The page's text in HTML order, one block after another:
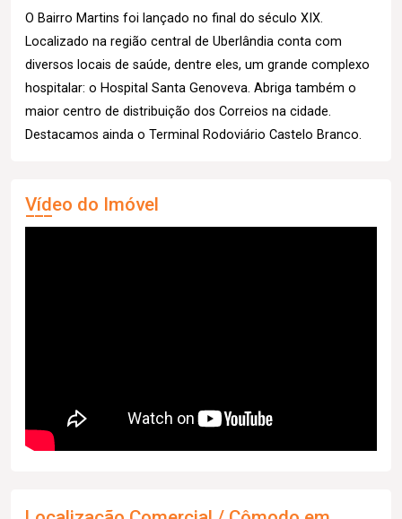
O Bairro Martins foi lançado no final do século XIX.
Localizado na região central de Uberlândia conta com
diversos locais de saúde, dentre eles, um grande complexo
hospitalar: o Hospital Santa Genoveva. Abriga também o
maior centro de distribuição dos Correios na cidade.
Destacamos ainda o Terminal Rodoviário Castelo Branco.
Vídeo do Imóvel